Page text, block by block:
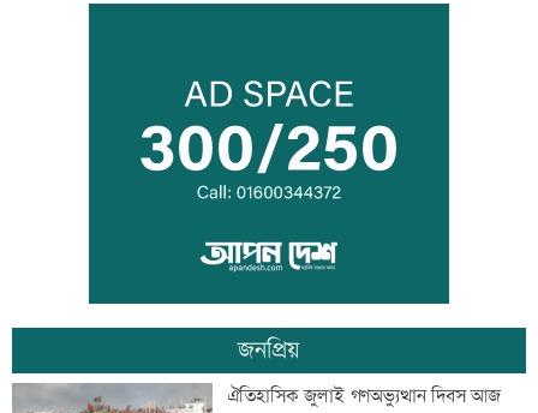
বন্দরে বিস্ফোরণে একই পরিবারের ৩ জন দগ্ধ
পাঁচ আর্থিক প্রতিষ্ঠান বন্ধের অনুমোদন,
রোববার প্রশাসক নিয়োগ
ঢাকা-ময়মনসিংহ রেল যোগাযোগ স্বাভাবিক
জনপ্রিয়
ঐতিহাসিক জুলাই গণঅভ্যুত্থান দিবস আজ